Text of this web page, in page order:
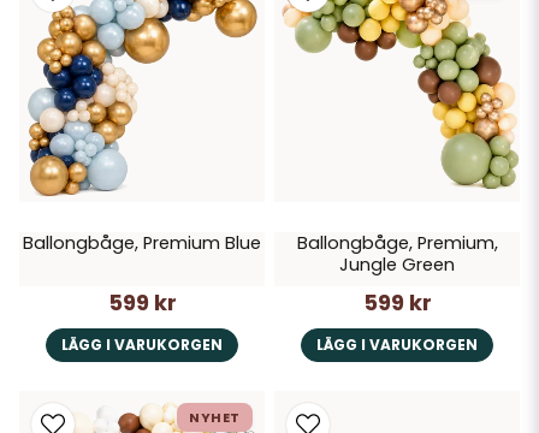
Ballongbåge, Premium Blue
599 kr
LÄGG I VARUKORGEN
Ballongbåge, Premium,
Jungle Green
599 kr
LÄGG I VARUKORGEN
NYHET